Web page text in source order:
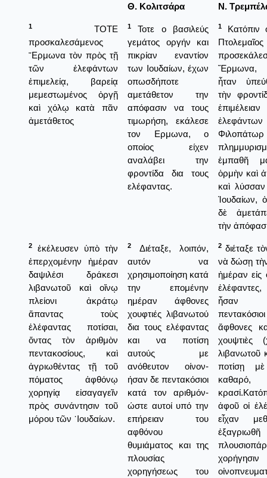
Θ. Κολιτσάρα
Ν.
1
ΤΟΤΕ
προσκαλεσάμενος
῞Ερμωνα τὸν πρὸς τῇ
τῶν ἐλεφάντων
ἐπιμελείᾳ, βαρείᾳ
μεμεστωμένος ὀργῇ
καὶ χόλῳ κατὰ πᾶν
ἀμετάθετος
1
Τοτε ο βασιλεύς
γεμάτος οργήν και
πικρίαν εναντίον
των Ιουδαίων, έχων
οπωσδήποτε
αμετάθετον την
απόφασιν να τους
τιμωρήση, εκάλεσε
τον Ερμωνα, ο
οποίος είχεν
αναλάβει την
φροντίδα δια τους
ελέφαντας.
1
Κατόπιν
Πτολεμαῖος
Ἕρμωνα,
ἦταν
τὴν
Φιλοπάτωρ
ἐμπαθῆ
ὁρμὴν καὶ
καὶ
Ἰουδαίων,
δὲ
τὴν
2
ἐκέλευσεν ὑπὸ τὴν
ἐπερχομένην ἡμέραν
δαψιλέσι δράκεσι
λιβανωτοῦ καὶ οἴνῳ
πλείονι ἀκράτῳ
ἅπαντας τοὺς
ἐλέφαντας ποτίσαι,
ὄντας τὸν ἀριθμὸν
πεντακοσίους, καὶ
ἀγριωθέντας τῇ τοῦ
πόματος ἀφθόνῳ
χορηγίᾳ εἰσαγαγεῖν
πρὸς συνάντησιν τοῦ
μόρου τῶν ᾿Ιουδαίων.
2
Διέταξε, λοιπόν,
αυτόν να
χρησιμοποίηση κατά
την επομένην
ημέραν άφθονες
χουφτιές λιβανωτού
δια τους ελέφαντας
και να ποτίση
αυτούς με
ανόθευτον οίνον-
ήσαν δε πεντακόσιοι
κατά τον αριθμόν-
ώστε αυτοί υπό την
επήρειαν του
αφθόνου
θυμιάματος και της
πλουσίας
χορηγήσεως του
2 διέταξε
νὰ δώσῃ
ἡμέραν εἰς
ἦσαν
ἄφθονες
χουψτιὲς
λιβανωτοῦ
ποτίσῃ
καθαρό,
ἀφοῦ οἱ
εἶχαν